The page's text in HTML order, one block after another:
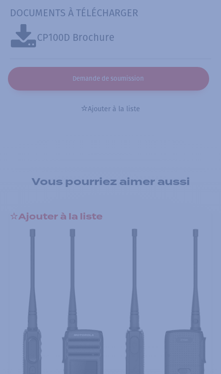
DOCUMENTS À TÉLÉCHARGER
CP100D Brochure
Demande de soumission
Ajouter à la liste
Vous pourriez aimer aussi
Ajouter à la liste